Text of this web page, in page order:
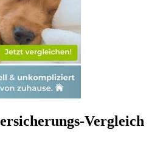
Vergleich